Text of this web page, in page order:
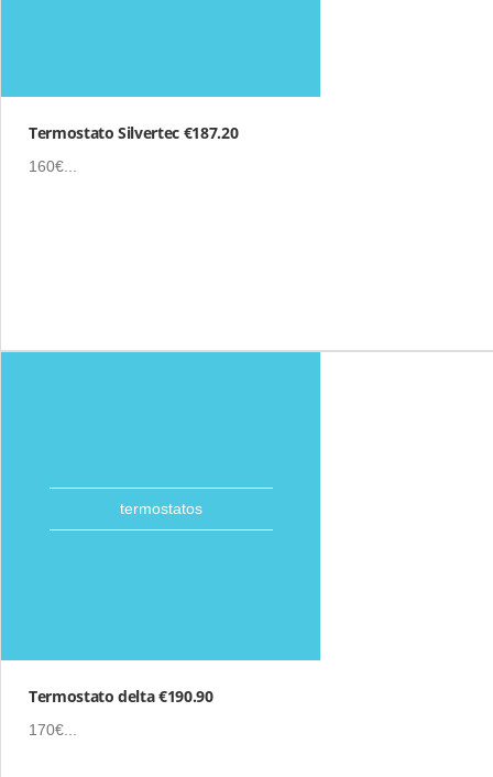
Termostato Silvertec €187.20
160€...
termostatos
Termostato delta €190.90
170€...